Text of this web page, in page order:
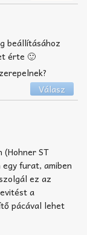
beállításához
érte 🙂
Válasz
(Hohner ST
furat, amiben
ez az
a
pácával lehet